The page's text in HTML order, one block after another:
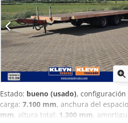
Estado: bueno (usado), configuración
carga: 7.100 mm, anchura del
mm, altura total: 1.300 mm,